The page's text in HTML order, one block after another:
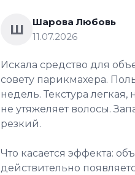
Ш
Шарова Любовь
11.07.2026
Искала средство для
совету парикмахера.
недель. Текстура
не утяжеляет волосы.
резкий.
Что касается эффекта:
действительно